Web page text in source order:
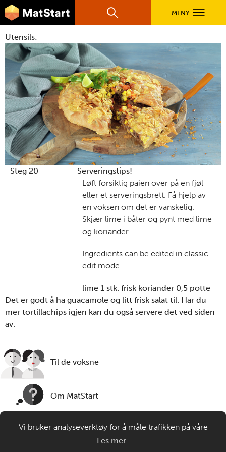
Hopp til hovedinnhold
hovednavigasjonsmobilversjon
MatStart
Søk MENY
OPPSKRIFTER
FILM
FØR DU STARTER
LÆR MER
TIL DE VOKSNE
Utensils:
Steg 20
Løft forsiktig paien over på en fjøl
eller et serveringsbrett. Få hjelp av
en voksen om det er vanskelig.
Skjær lime i båter og pynt med lime
og koriander.
Ingredients can be edited in classic
edit mode.
lime 1 stk. frisk koriander 0,5 potte
Serveringstips!
Det er godt å ha guacamole og litt frisk salat til. Har du
mer tortillachips igjen kan du også servere det ved siden
av.
Til de voksne
Om MatStart
Kontakt oss
Vi bruker analyseverktøy for å måle trafikken på våre
nettsider. Informasjonskapsler plasseres i din nettleser og
Les mer